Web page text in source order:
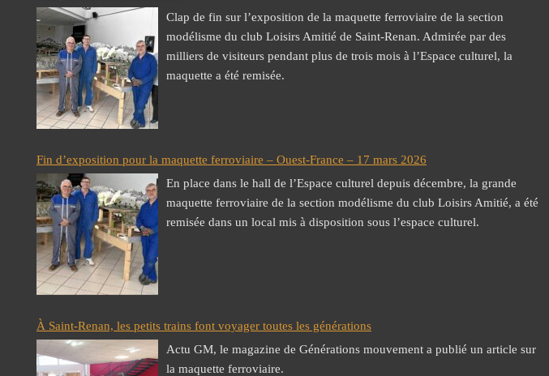
Clap de fin sur l’exposition de la maquette ferroviaire de la section
modélisme du club Loisirs Amitié de Saint-Renan. Admirée par des
milliers de visiteurs pendant plus de trois mois à l’Espace culturel, la
maquette a été remisée.
Fin d’exposition pour la maquette ferroviaire – Ouest-France – 17 mars 2026
En place dans le hall de l’Espace culturel depuis décembre, la grande
maquette ferroviaire de la section modélisme du club Loisirs Amitié, a été
remisée dans un local mis à disposition sous l’espace culturel.
À Saint-Renan, les petits trains font voyager toutes les générations
Actu GM, le magazine de Générations mouvement a publié un article sur
la maquette ferroviaire.